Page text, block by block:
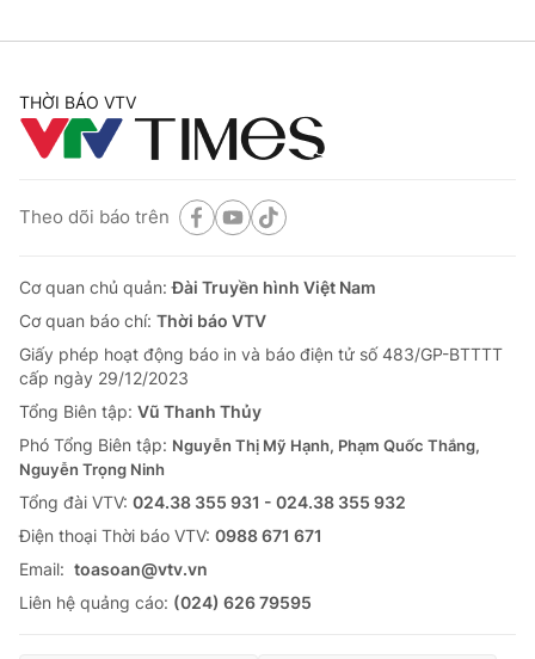
THỜI BÁO VTV
Theo dõi báo trên
Cơ quan chủ quản:Đài Truyền hình Việt Nam
Cơ quan báo chí: Thời báo VTV
Giấy phép hoạt động báo in và báo điện tử số 483/GP-BTTTT
cấp ngày 29/12/2023
Tổng Biên tập: Vũ Thanh Thủy
Phó Tổng Biên tập: Nguyễn Thị Mỹ Hạnh, Phạm Quốc Thắng,
Nguyễn Trọng Ninh
Tổng đài VTV: 024.38 355 931 - 024.38 355 932
Ðiện thoại Thời báo VTV: 0988 671 671
Email: toasoan@vtv.vn
Liên hệ quảng cáo: (024) 626 79595